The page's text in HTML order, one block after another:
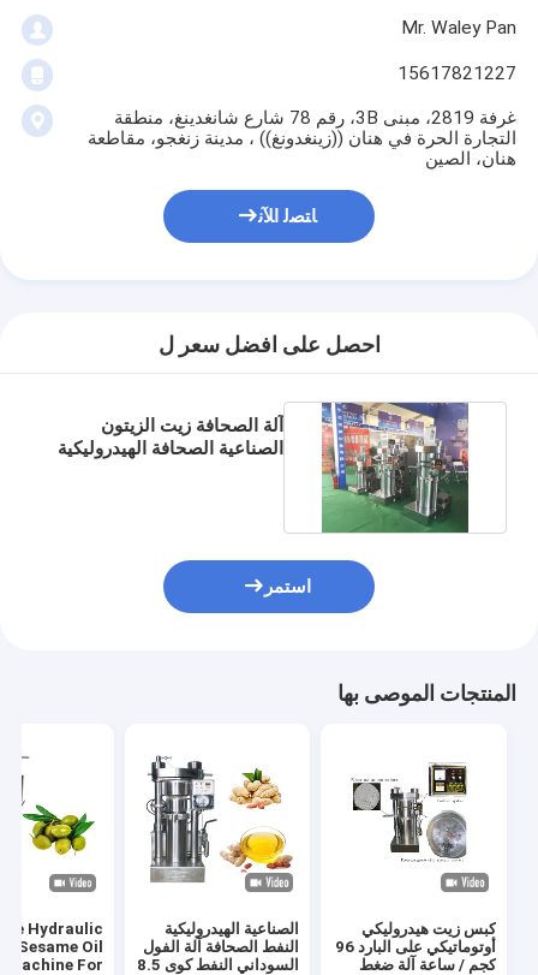
Mr. Waley Pan
15617821227
غرفة 2819، مبنى 3B، رقم 78 شارع شانغدينغ، منطقة
التجارة الحرة في هنان ((زينغدونغ)) ، مدينة زنغجو، مقاطعة
هنان، الصين
ﺎﺘﺼﻟ ﺍﻶﻧ
احصل على افضل سعر ل
آلة الصحافة زيت الزيتون
الصناعية الصحافة الهيدروليكية
استمر
المنتجات الموصى بها
كبس زيت هيدروليكي
أوتوماتيكي على البارد 96
كجم / ساعة آلة ضغط
الصناعية الهيدروليكية
النفط الصحافة آلة الفول
السوداني النفط كوى 8.5
Hydraulic
Sesame Oil
Machine For